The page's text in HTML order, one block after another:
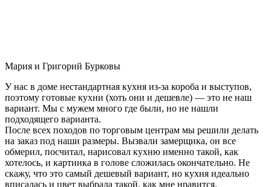
Мария и Григорий Бурковы
У нас в доме нестандартная кухня из-за короба и выступов,
поэтому готовые кухни (хоть они и дешевле) — это не наш
вариант. Мы с мужем много где были, но не нашли
подходящего варианта.
После всех походов по торговым центрам мы решили делать
на заказ под наши размеры. Вызвали замерщика, он все
обмерил, посчитал, нарисовал кухню именно такой, как
хотелось, и картинка в голове сложилась окончательно. Не
скажу, что это самый дешевый вариант, но кухня идеально
вписалась и цвет выбрала такой, как мне нравится.